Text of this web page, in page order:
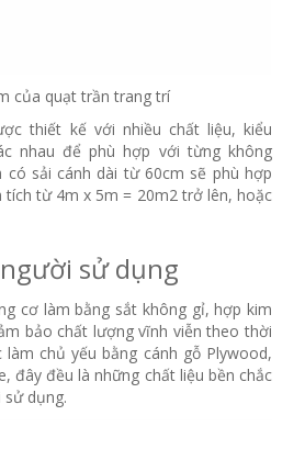
của quạt trần trang trí
thiết kế với nhiều chất liệu, kiểu
nhau để phù hợp với từng không
có sải cánh dài từ 60cm sẽ phù hợp
tích từ 4m x 5m = 20m2 trở lên, hoặc
sử dụng
cơ làm bằng sắt không gỉ, hợp kim
bảo chất lượng vĩnh viễn theo thời
làm chủ yếu bằng cánh gỗ Plywood,
đây đều là những chất liệu bền chắc
dụng.